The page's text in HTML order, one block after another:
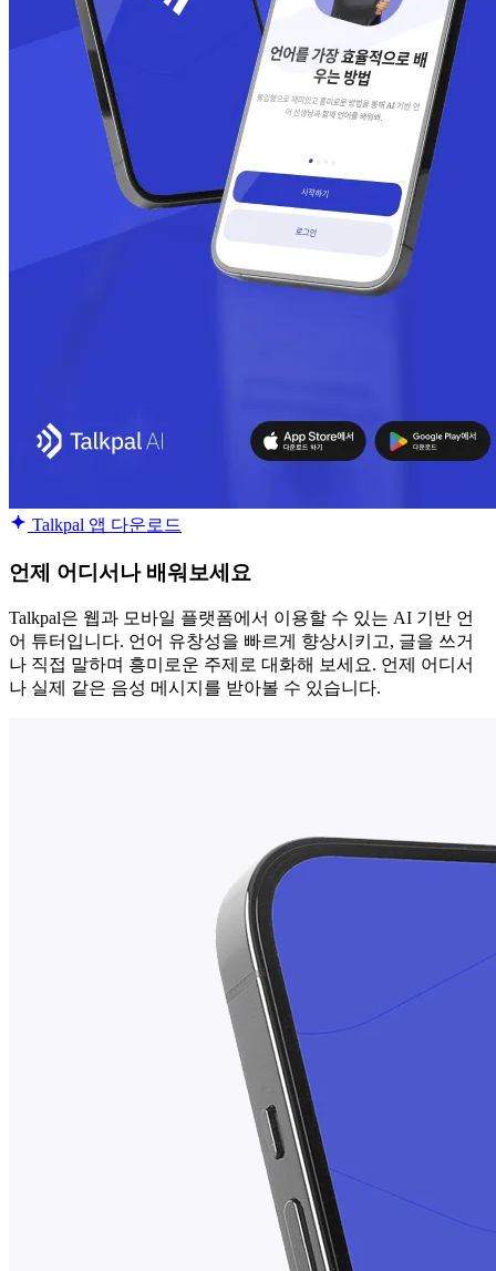
Talkpal 앱 다운로드
언제 어디서나 배워보세요
Talkpal은 웹과 모바일 플랫폼에서 이용할 수 있는 AI 기반 언
어 튜터입니다. 언어 유창성을 빠르게 향상시키고, 글을 쓰거
나 직접 말하며 흥미로운 주제로 대화해 보세요. 언제 어디서
나 실제 같은 음성 메시지를 받아볼 수 있습니다.